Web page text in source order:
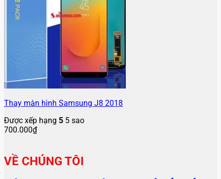
Thay màn hình Samsung J8 2018
Được xếp hạng 5 5 sao
700.000₫
VỀ CHÚNG TÔI